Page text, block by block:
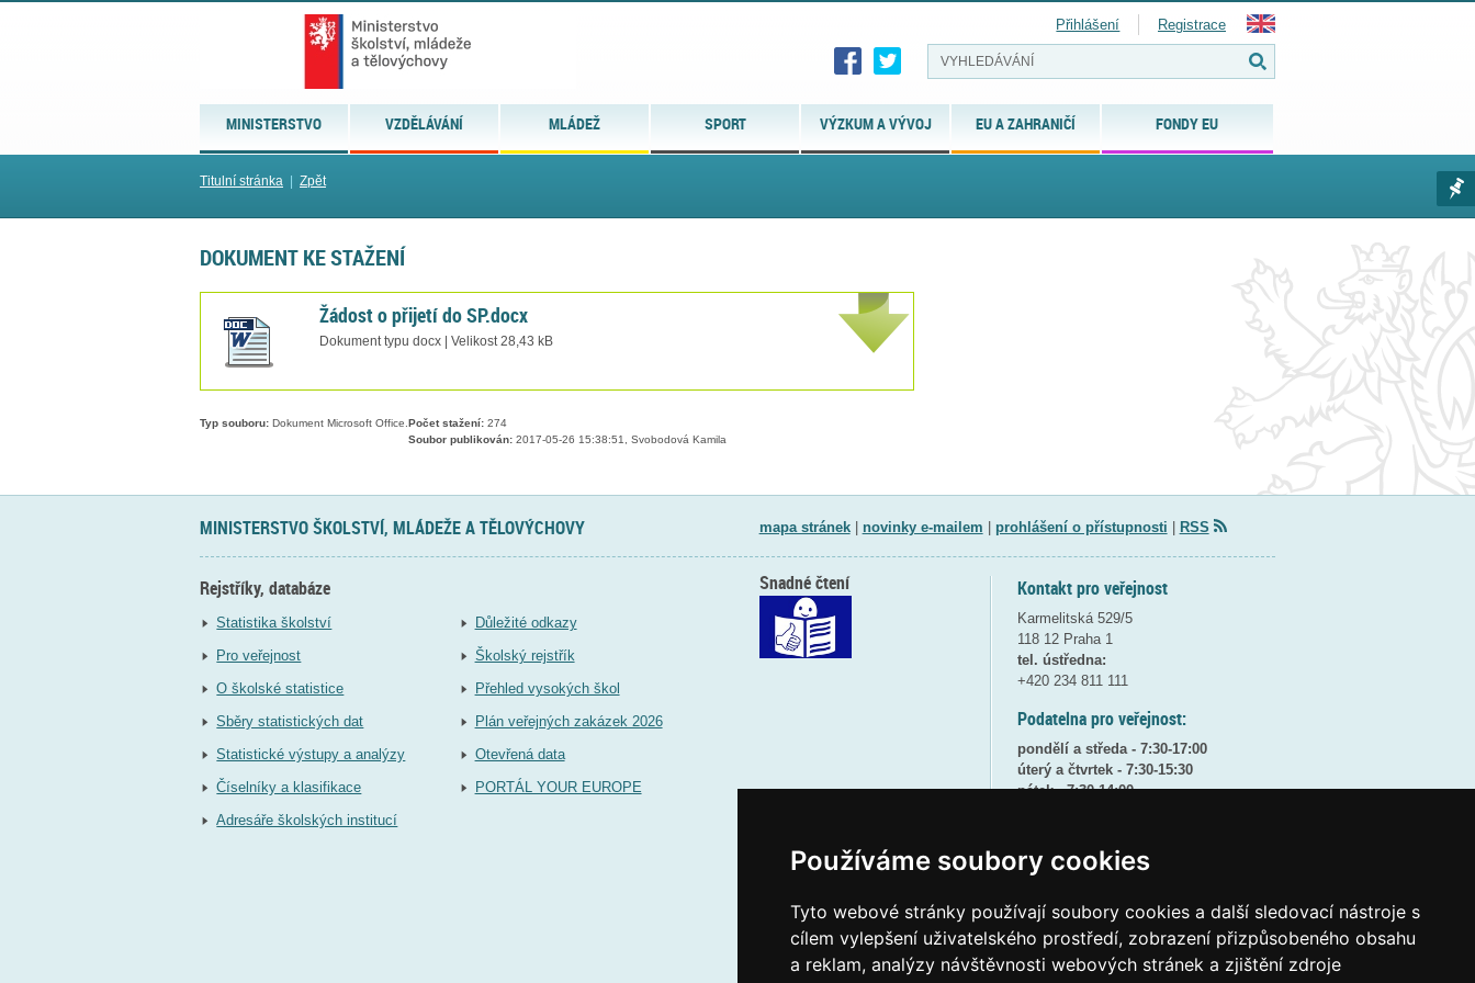
Používáme soubory cookies
Tyto webové stránky používají soubory cookies a další sledovací nástroje s
cílem vylepšení uživatelského prostředí, zobrazení přizpůsobeného obsahu
a reklam, analýzy návštěvnosti webových stránek a zjištění zdroje
MINISTERSTVO VZDĚLÁVÁNÍ MLÁDEŽ SPORT VÝZKUM A VÝVOJ EU A ZAHRANIČÍ FONDY EU
Přihlášení Registrace
Titulní stránka Zpět
DOKUMENT KE STAŽENÍ
Žádost o přijetí do SP.docx
Dokument typu docx | Velikost 28,43 kB
Typ souboru: Dokument Microsoft Office. Počet stažení: 274
Soubor publikován: 2017-05-26 15:38:51, Svobodová Kamila
MINISTERSTVO ŠKOLSTVÍ, MLÁDEŽE A TĚLOVÝCHOVY mapa stránek| novinky e-mailem prohlášení o přístupnosti RSS
Rejstříky, databáze
Statistika školství
Pro veřejnost
O školské statistice
Sběry statistických dat
Statistické výstupy a analýzy
Číselníky a klasifikace
Adresáře školských institucí
Důležité odkazy
Školský rejstřík
Přehled vysokých škol
Plán veřejných zakázek 2026
Otevřená data
PORTÁL YOUR EUROPE
Kontakt pro veřejnost
Karmelitská 529/5
118 12 Praha 1
tel. ústředna:
+420 234 811 111
Podatelna pro veřejnost:
pondělí a středa - 7:30-17:00
úterý a čtvrtek - 7:30-15:30
pátek - 7:30-14:00
(více informacíZDE)
posta@msmtgovcz
ID datové schránky: vidaawt
Snadné čtení